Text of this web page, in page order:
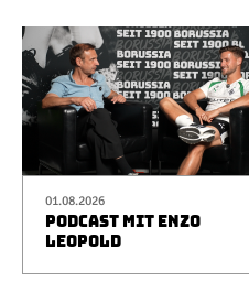
01.08.2026
PODCAST MIT ENZO
LEOPOLD